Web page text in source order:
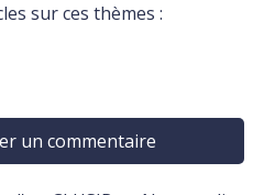
sur ces thèmes :
un commentaire